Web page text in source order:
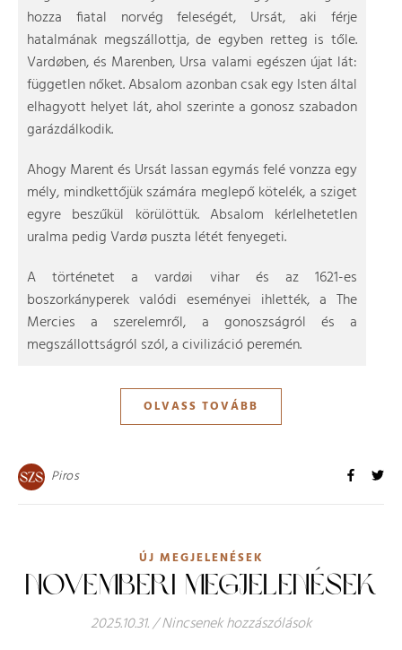
hozza fiatal norvég feleségét, Ursát, aki férje
hatalmának megszállottja, de egyben retteg is tőle.
Vardøben, és Marenben, Ursa valami egészen újat lát:
független nőket. Absalom azonban csak egy Isten által
elhagyott helyet lát, ahol szerinte a gonosz szabadon
garázdálkodik.
Ahogy Marent és Ursát lassan egymás felé vonzza egy
mély, mindkettőjük számára meglepő kötelék, a sziget
egyre beszűkül körülöttük. Absalom kérlelhetetlen
uralma pedig Vardø puszta létét fenyegeti.
A történetet a vardøi vihar és az 1621-es
boszorkányperek valódi eseményei ihlették, a The
Mercies a szerelemről, a gonoszságról és a
megszállottságról szól, a civilizáció peremén.
OLVASS TOVÁBB
Piros
ÚJ MEGJELENÉSEK
NOVEMBERI MEGJELENÉSEK
2025.10.31./Nincsenek hozzászólások